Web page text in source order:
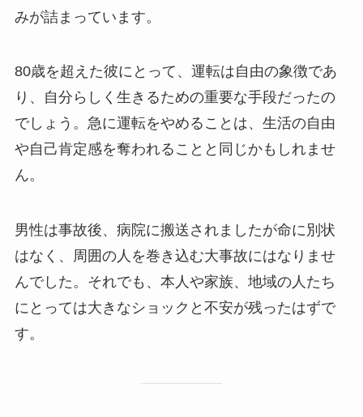
みが詰まっています。
80歳を超えた彼にとって、運転は自由の象徴であ
り、自分らしく生きるための重要な手段だったの
でしょう。急に運転をやめることは、生活の自由
や自己肯定感を奪われることと同じかもしれませ
ん。
男性は事故後、病院に搬送されましたが命に別状
はなく、周囲の人を巻き込む大事故にはなりませ
んでした。それでも、本人や家族、地域の人たち
にとっては大きなショックと不安が残ったはずで
す。